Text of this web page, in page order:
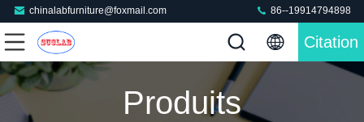
chinalabfurniture@foxmail.com 86--19914794898
Citation
Produits